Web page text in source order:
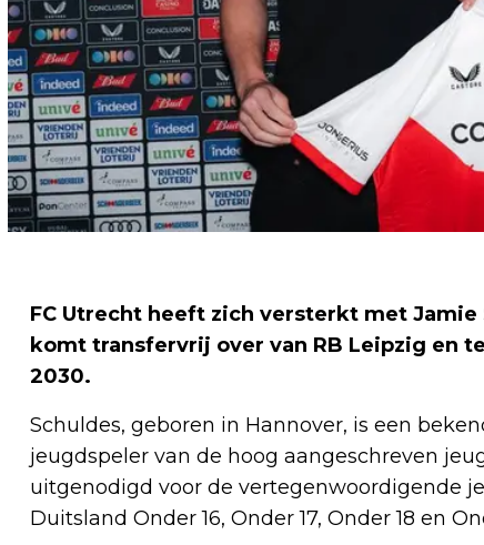
FC Utrecht heeft zich versterkt met
komt transfervrij over van RB Leipzig en
2030.
Schuldes, geboren in Hannover, is een
jeugdspeler van de hoog aangeschreven
uitgenodigd voor de vertegenwoordigende
Duitsland Onder 16, Onder 17, Onder 18 en